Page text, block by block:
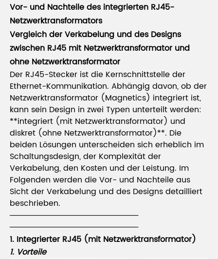
Vor- und Nachteile des integrierten RJ45-
Netzwerktransformators
Vergleich der Verkabelung und des Designs
zwischen RJ45 mit Netzwerktransformator und
ohne Netzwerktransformator
Der RJ45-Stecker ist die Kernschnittstelle der
Ethernet-Kommunikation. Abhängig davon, ob der
Netzwerktransformator (Magnetics) integriert ist,
kann sein Design in zwei Typen unterteilt werden:
**integriert (mit Netzwerktransformator) und
diskret (ohne Netzwerktransformator)**. Die
beiden Lösungen unterscheiden sich erheblich im
Schaltungsdesign, der Komplexität der
Verkabelung, den Kosten und der Leistung. Im
Folgenden werden die Vor- und Nachteile aus
Sicht der Verkabelung und des Designs detailliert
beschrieben.
────────────────────────
────────────────────────
1. Integrierter RJ45 (mit Netzwerktransformator)
1. Vorteile